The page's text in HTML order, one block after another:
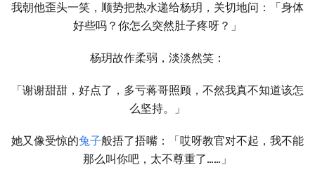
我朝他歪头一笑，顺势把热水递给杨玥，关切地问：「身体
好些吗？你怎么突然肚子疼呀？」
杨玥故作柔弱，淡淡然笑：
「谢谢甜甜，好点了，多亏蒋哥照顾，不然我真不知道该怎
么坚持。」
她又像受惊的兔子般捂了捂嘴：「哎呀教官对不起，我不能
那么叫你吧，太不尊重了……」